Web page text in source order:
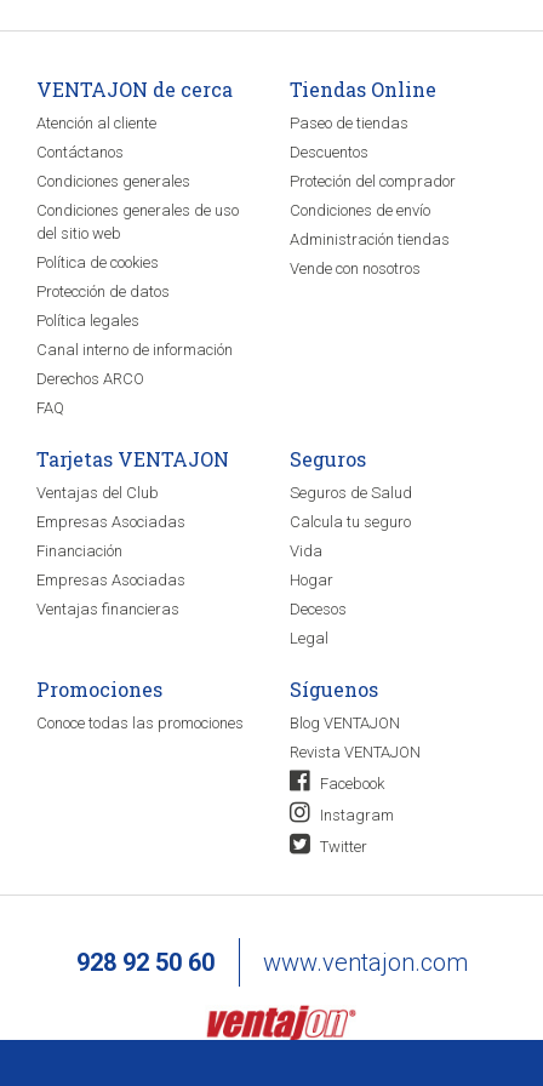
VENTAJON de cerca
Atención al cliente
Contáctanos
Condiciones generales
Condiciones generales de uso
del sitio web
Política de cookies
Protección de datos
Política legales
Canal interno de información
Derechos ARCO
FAQ
Tiendas Online
Paseo de tiendas
Descuentos
Proteción del comprador
Condiciones de envío
Administración tiendas
Vende con nosotros
Tarjetas VENTAJON
Ventajas del Club
Empresas Asociadas
Financiación
Empresas Asociadas
Ventajas financieras
Seguros
Seguros de Salud
Calcula tu seguro
Vida
Hogar
Decesos
Legal
Promociones
Conoce todas las promociones
Síguenos
Blog VENTAJON
Revista VENTAJON
Facebook
Instagram
Twitter
928 92 50 60 www.ventajon.com